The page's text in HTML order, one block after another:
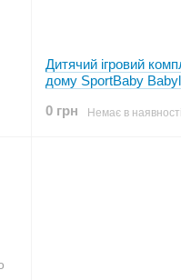
Дитячий ігровий
дому SportBaby
0 грн
Немає в наявності